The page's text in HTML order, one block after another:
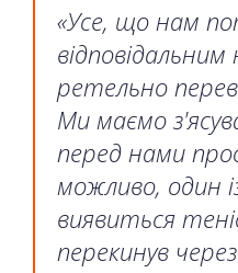
«Усе, що нам
ретельно
Ми маємо
перед нами
можливо, один
виявиться
перекинув